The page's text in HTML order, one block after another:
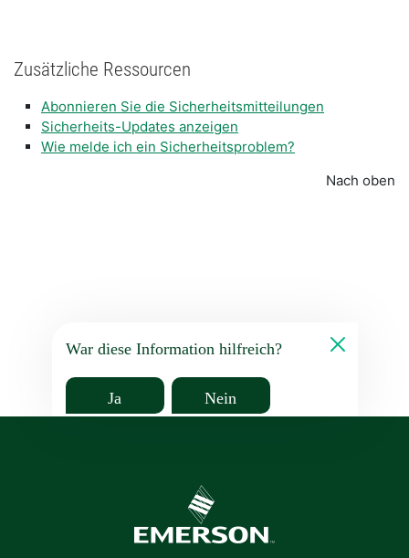
Zusätzliche Ressourcen
Abonnieren Sie die Sicherheitsmitteilungen
Sicherheits-Updates anzeigen
Wie melde ich ein Sicherheitsproblem?
Nach oben
War diese Information hilfreich?
Ja Nein